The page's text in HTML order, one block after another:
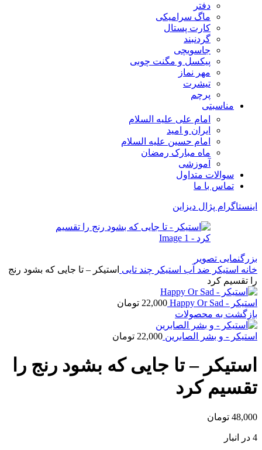
دفتر
ماگ سرامیکی
کارت پستال
گردنبند
جاسویچی
پیکسل و مگنت چوبی
مهر نماز
تیشرت
پرچم
مناسبتی
امام علی علیه السلام
ایران و امید
امام حسین علیه السلام
ماه مبارک رمضان
آموزشی
سوالات متداول
تماس با ما
اینستاگرام پژال دیزاین
بزرگنمایی تصویر
خانه استیکر ضد آب استیکر چند تایی استیکر – تا جایی که بشود رنج
را تقسیم کرد
استیکر - Happy Or Sad 22,000 تومان
بازگشت به محصولات
استیکر - و بشر الصابرین 22,000 تومان
استیکر – تا جایی که بشود رنج را
تقسیم کرد
48,000 تومان
4 در انبار